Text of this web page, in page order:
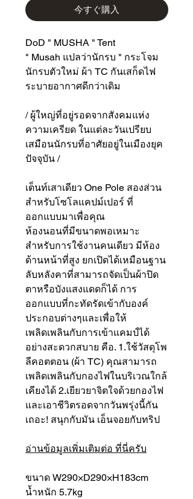
今すぐ購入
DoD " MUSHA " Tent
" Musah แปลว่านักรบ " กระโจม
นักรบตัวใหม่ ผ้า TC กันเสก็ดไฟ
ระบายอากาศดีกว่าเดิม
/ ผู้ใหญ่ที่อยู่รอดจากสังคมแห่ง
ความเครียด ในแต่ละวันเปรียบ
เสมือนนักรบที่อาศัยอยู่ในเมืองยุค
ปัจจุบัน /
เต็นท์เสาเดียว One Pole สองส่วน
สำหรับโซโลแคปม์เปอร์ ที่
ออกแบบมาเพื่อคุณ
ห้องนอนที่มีขนาดพอเหมาะ
สำหรับการใช้งานคนเดียว มีห้อง
ด้านหน้าที่สูง ยกเปิดได้เหมือนฐาน
ลับหลังคาที่สามารถจัดเป็นผ้าปิด
ตาหรือบังแสงแดดก็ได้ การ
ออกแบบที่กะทัดรัดเข้ากับองค์
ประกอบต่างๆและเพื่อให้
เพลิดเพลินกับการเข้าแคมป์ได้
อย่างสะดวกสบาย คือ. 1.ใช้วัสดุโพ
ลีคอตตอน (ผ้า TC) คุณสามารถ
เพลิดเพลินกับกองไฟในบริเวณใกล้
เคียงได้ 2.เยียวยาจิตใจด้วยกองไฟ
และเอาชีวิตรอดจากวันพรุ่งนี้กัน
เถอะ! สนุกกับมัน เอ็นจอยกับทริป
อ่านข้อมูลเพิ่มเติมต่อ ที่นี่ครับ
ขนาด W290×D290×H183cm
น้ำหนัก 5.7kg